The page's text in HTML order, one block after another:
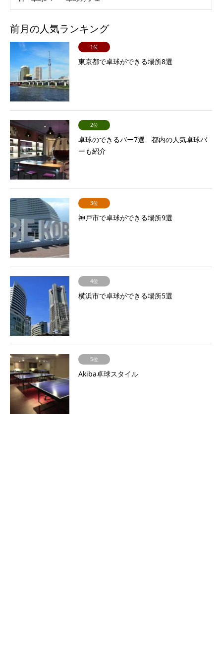
前月の人気ランキング
1位
東京都で卓球ができる場所8選
2位
卓球のできるバー7選 都内の人気卓球バ
ーも紹介
3位
神戸市で卓球ができる場所9選
4位
横浜市で卓球ができる場所5選
5位
Akiba卓球スタイル